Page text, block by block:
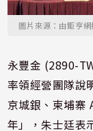
圖片來源：由鉅亨網
永豐金 (2890-
率領經營團隊說
京城銀、柬埔寨
年」，朱士廷表